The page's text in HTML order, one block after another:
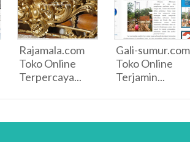
Rajamala.com
Toko Online
Terpercaya...
Gali-sumur.com
Toko Online
Terjamin...